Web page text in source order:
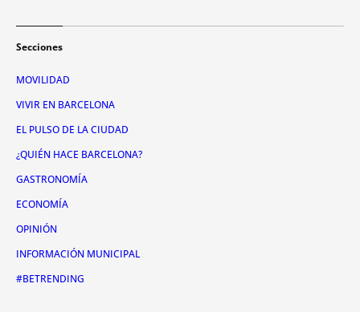
Secciones
MOVILIDAD
VIVIR EN BARCELONA
EL PULSO DE LA CIUDAD
¿QUIÉN HACE BARCELONA?
GASTRONOMÍA
ECONOMÍA
OPINIÓN
INFORMACIÓN MUNICIPAL
#BETRENDING